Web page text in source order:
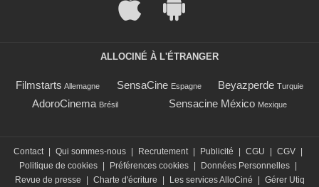
ALLOCINÉ À L'ÉTRANGER
Filmstarts Allemagne SensaCine Espagne Beyazperde Turquie
AdoroCinema Brésil Sensacine México Mexique
Contact Qui sommes-nous Recrutement Publicité CGU CGV
Politique de cookies
Préférences cookies Données Personnelles
Revue de presse
Charte d'écriture Les services AlloCiné Gérer Utiq